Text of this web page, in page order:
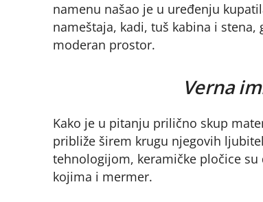
namenu našao je u uređenju
nameštaja, kadi, tuš kabina i
moderan prostor.
Verna
Kako je u pitanju prilično skup
približe širem krugu njegovih
tehnologijom, keramičke pločice
kojima i mermer.